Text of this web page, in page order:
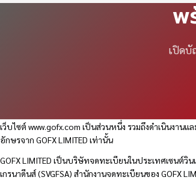
พ
เปิดบั
เว็บไซต์www.gofx.com เป็นส่วนหนึ่ง รวมถึงดำเนินงานแ
อักษรจาก GOFX LIMITED เท่านั้น
GOFX LIMITED เป็นบริษัทจดทะเบียนในประเทศเซนต์
เกรนาดีนส์ (SVGFSA) สำนักงานจดทะเบียนของ GOFX